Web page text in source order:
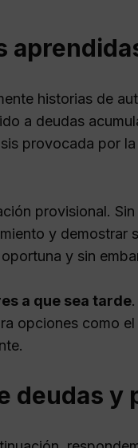
historias de
a deudas
provocada por
provisional.
y demostrar
y sin
a que sea tarde
opciones como
deudas y